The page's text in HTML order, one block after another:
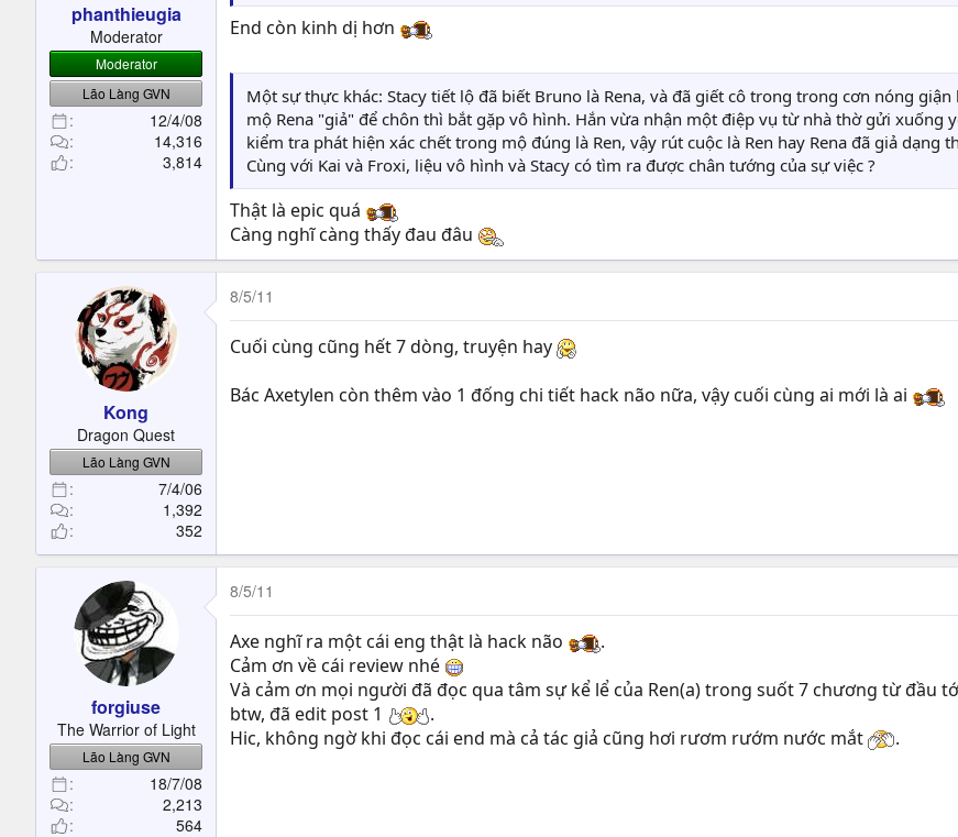
e
r
phanthieugia
Moderator
Moderator
Lão Làng GVN
12/4/08
14,316
3,814
End còn kinh dị hơn
Một sự thực khác: Stacy tiết lộ đã biết Bruno là Rena, và đã giết cô trong trong cơn nóng
mộ Rena "giả" để chôn thì bắt gặp vô hình. Hắn vừa nhận một điệp vụ từ nhà thờ gửi xuống
kiểm tra phát hiện xác chết trong mộ đúng là Ren, vậy rút cuộc là Ren hay Rena đã giả dạng
Cùng với Kai và Froxi, liệu vô hình và Stacy có tìm ra được chân tướng của sự việc ?
Thật là epic quá
Càng nghĩ càng thấy đau đâu
Kong
Dragon Quest
Lão Làng GVN
7/4/06
1,392
352
8/5/11
Cuối cùng cũng hết 7 dòng, truyện hay
Bác Axetylen còn thêm vào 1 đống chi tiết hack não nữa, vậy cuối cùng ai mới là ai
forgiuse
The Warrior of Light
Lão Làng GVN
18/7/08
2,213
564
8/5/11
Axe nghĩ ra một cái eng thật là hack não
.
Cảm ơn về cái review nhé
Và cảm ơn mọi người đã đọc qua tâm sự kể lể của Ren(a) trong suốt 7 chương từ đầu
btw, đã edit post 1
.
Hic, không ngờ khi đọc cái end mà cả tác giả cũng hơi rươm rướm nước mắt
.